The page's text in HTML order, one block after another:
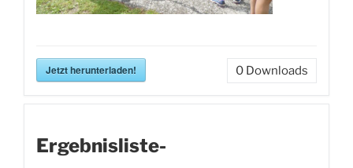
Jetzt herunterladen! 0 Downloads
Ergebnisliste-